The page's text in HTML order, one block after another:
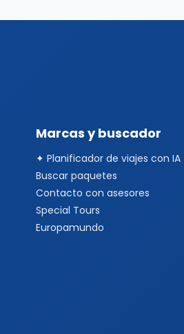
Marcas y buscador
✦ Planificador de viajes con IA
Buscar paquetes
Contacto con asesores
Special Tours
Europamundo